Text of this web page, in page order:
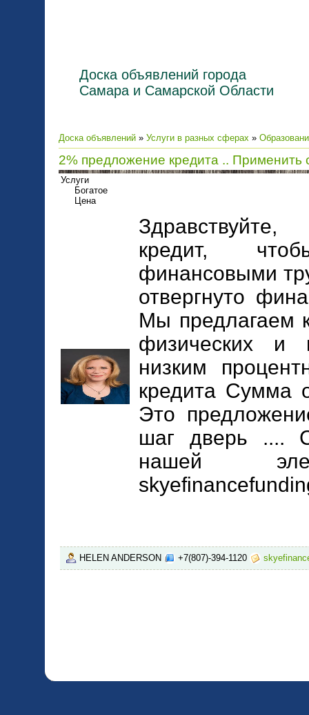
Доска объявлений города
Самара и Самарской Области
Доска объявлений » Услуги в разных сферах »
2% предложение кредита .. Применить
Услуги
Богатое
Цена
кредит,
финансовыми
отвергнуто
Мы предлагаем
физических и
низким
кредита Сумма
Это
шаг дверь ....
нашей
HELEN ANDERSON +7(807)-394-1120